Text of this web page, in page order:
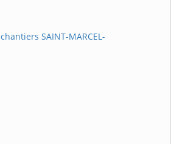
SAINT-MARCEL-